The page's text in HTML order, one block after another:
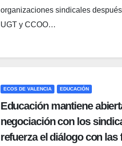
organizaciones sindicales
UGT y CCOO…
ECOS DE VALENCIA EDUCACIÓN
Educación mantiene
negociación con los
refuerza el diálogo con las